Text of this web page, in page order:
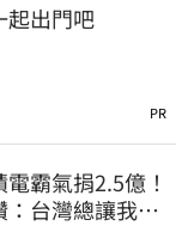
起出門吧
PR
霸氣捐2.5億！
：台灣總讓我們